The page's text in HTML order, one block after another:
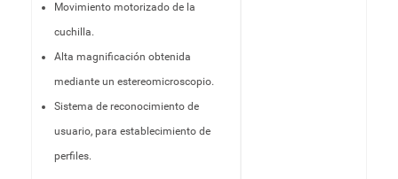
Movimiento motorizado de la
cuchilla.
Alta magnificación obtenida
mediante un estereomicroscopio.
Sistema de reconocimiento de
usuario, para establecimiento de
perfiles.